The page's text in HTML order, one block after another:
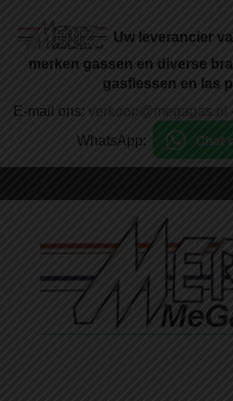
Uw leverancier
merken gassen en diverse
gasflessen en las
E-mail ons: verkoop@megagas.nl
WhatsApp: